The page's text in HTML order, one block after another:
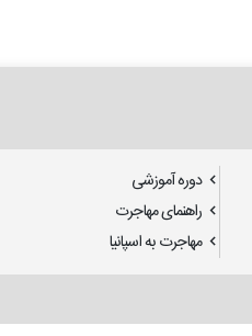
دوره آموزشی
راهنمای مهاجرت
مهاجرت به اسپانیا